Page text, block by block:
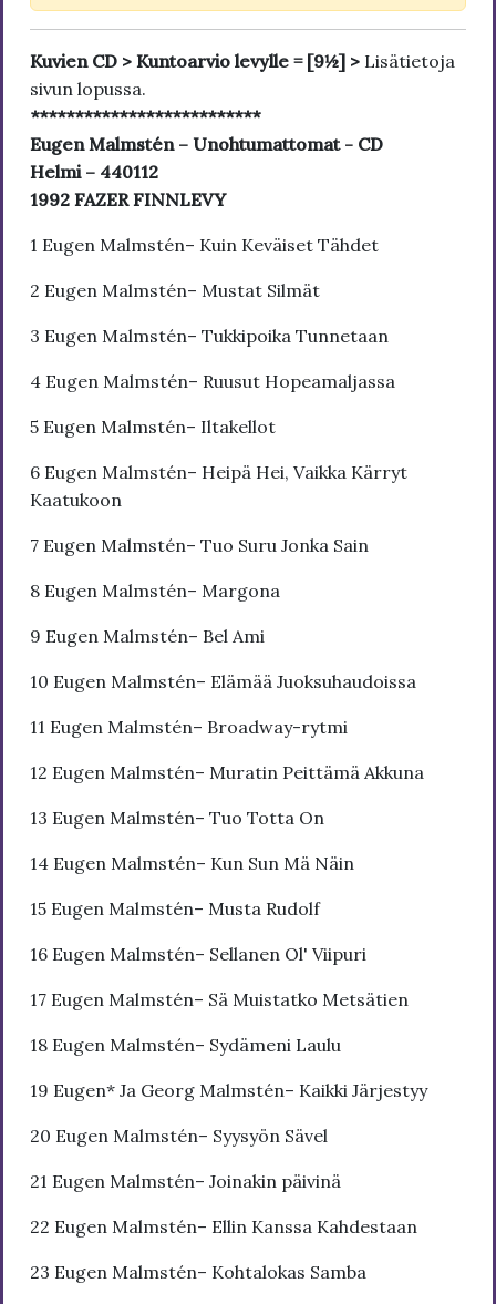
Kuvien CD > Kuntoarvio levylle = [9½] > Lisätietoja
sivun lopussa.
**************************
Eugen Malmstén – Unohtumattomat - CD
Helmi – 440112
1992 FAZER FINNLEVY
1 Eugen Malmstén– Kuin Keväiset Tähdet
2 Eugen Malmstén– Mustat Silmät
3 Eugen Malmstén– Tukkipoika Tunnetaan
4 Eugen Malmstén– Ruusut Hopeamaljassa
5 Eugen Malmstén– Iltakellot
6 Eugen Malmstén– Heipä Hei, Vaikka Kärryt
Kaatukoon
7 Eugen Malmstén– Tuo Suru Jonka Sain
8 Eugen Malmstén– Margona
9 Eugen Malmstén– Bel Ami
10 Eugen Malmstén– Elämää Juoksuhaudoissa
11 Eugen Malmstén– Broadway-rytmi
12 Eugen Malmstén– Muratin Peittämä Akkuna
13 Eugen Malmstén– Tuo Totta On
14 Eugen Malmstén– Kun Sun Mä Näin
15 Eugen Malmstén– Musta Rudolf
16 Eugen Malmstén– Sellanen Ol' Viipuri
17 Eugen Malmstén– Sä Muistatko Metsätien
18 Eugen Malmstén– Sydämeni Laulu
19 Eugen* Ja Georg Malmstén– Kaikki Järjestyy
20 Eugen Malmstén– Syysyön Sävel
21 Eugen Malmstén– Joinakin päivinä
22 Eugen Malmstén– Ellin Kanssa Kahdestaan
23 Eugen Malmstén– Kohtalokas Samba